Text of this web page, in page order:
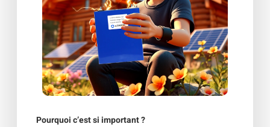
Pourquoi c’est si important ?